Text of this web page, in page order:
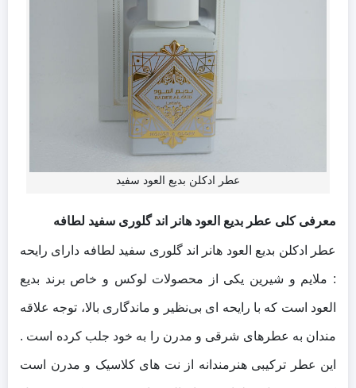
عطر ادکلن بدیع العود سفید
معرفی کلی عطر بدیع العود هانر اند گلوری سفید لطافه
عطر ادکلن بدیع العود هانر اند گلوری سفید لطافه دارای رایحه
: ملایم و شیرین یکی از محصولات لوکس و خاص برند بدیع
العود است که با رایحه‌ ای بی‌نظیر و ماندگاری بالا، توجه علاقه‌
مندان به عطرهای شرقی و مدرن را به خود جلب کرده است .
این عطر ترکیبی هنرمندانه از نت‌ های کلاسیک و مدرن است